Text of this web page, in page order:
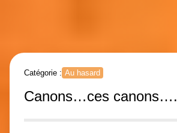
Catégorie : Au hasard
Canons…ces canons….